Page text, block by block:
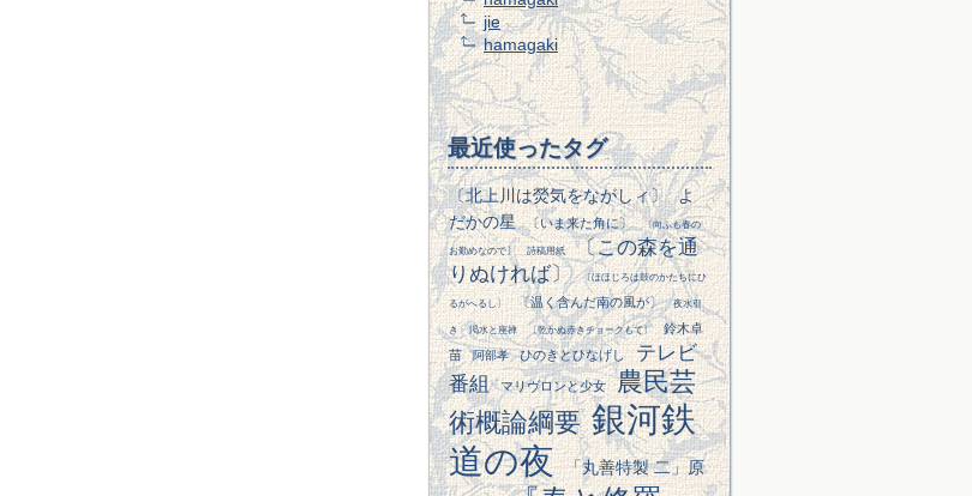
jie
hamagaki
最近使ったタグ
〔北上川は熒気をながしィ〕 よ
だかの星
〔いま来た角に〕 〔向ふも春の
お勤めなので〕 詩稿用紙
〔この森を通
りぬければ〕
〔ほほじろは鼓のかたちにひ
るがへるし〕 〔温く含んだ南の風が〕 夜水引
き 渇水と座禅 〔乾かぬ赤きチョークもて〕
鈴木卓
苗
阿部孝 ひのきとひなげし
テレビ
番組
マリヴロンと少女
農民芸
術概論綱要 銀河鉄
道の夜
「丸善特製 二」原